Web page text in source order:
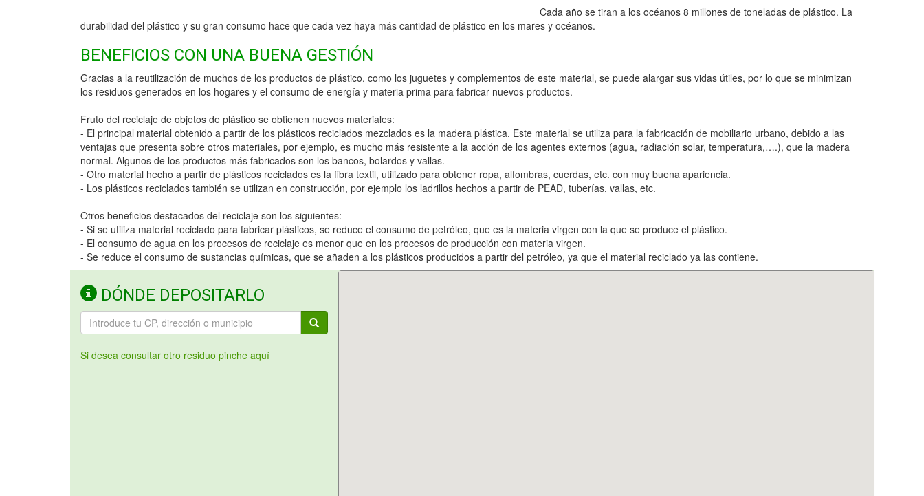
Cada año se tiran a los océanos 8 millones de toneladas de plástico. La
durabilidad del plástico y su gran consumo hace que cada vez haya más cantidad de plástico en los mares y océanos.
BENEFICIOS CON UNA BUENA GESTIÓN
Gracias a la reutilización de muchos de los productos de plástico, como los juguetes y complementos de este material, se puede alargar sus vidas útiles, por lo que se minimizan
los residuos generados en los hogares y el consumo de energía y materia prima para fabricar nuevos productos.
Fruto del reciclaje de objetos de plástico se obtienen nuevos materiales:
- El principal material obtenido a partir de los plásticos reciclados mezclados es la madera plástica. Este material se utiliza para la fabricación de mobiliario urbano, debido a las
ventajas que presenta sobre otros materiales, por ejemplo, es mucho más resistente a la acción de los agentes externos (agua, radiación solar, temperatura,….), que la madera
normal. Algunos de los productos más fabricados son los bancos, bolardos y vallas.
- Otro material hecho a partir de plásticos reciclados es la fibra textil, utilizado para obtener ropa, alfombras, cuerdas, etc. con muy buena apariencia.
- Los plásticos reciclados también se utilizan en construcción, por ejemplo los ladrillos hechos a partir de PEAD, tuberías, vallas, etc.
Otros beneficios destacados del reciclaje son los siguientes:
- Si se utiliza material reciclado para fabricar plásticos, se reduce el consumo de petróleo, que es la materia virgen con la que se produce el plástico.
- El consumo de agua en los procesos de reciclaje es menor que en los procesos de producción con materia virgen.
- Se reduce el consumo de sustancias químicas, que se añaden a los plásticos producidos a partir del petróleo, ya que el material reciclado ya las contiene.
DÓNDE DEPOSITARLO
Si desea consultar otro residuo pinche aquí